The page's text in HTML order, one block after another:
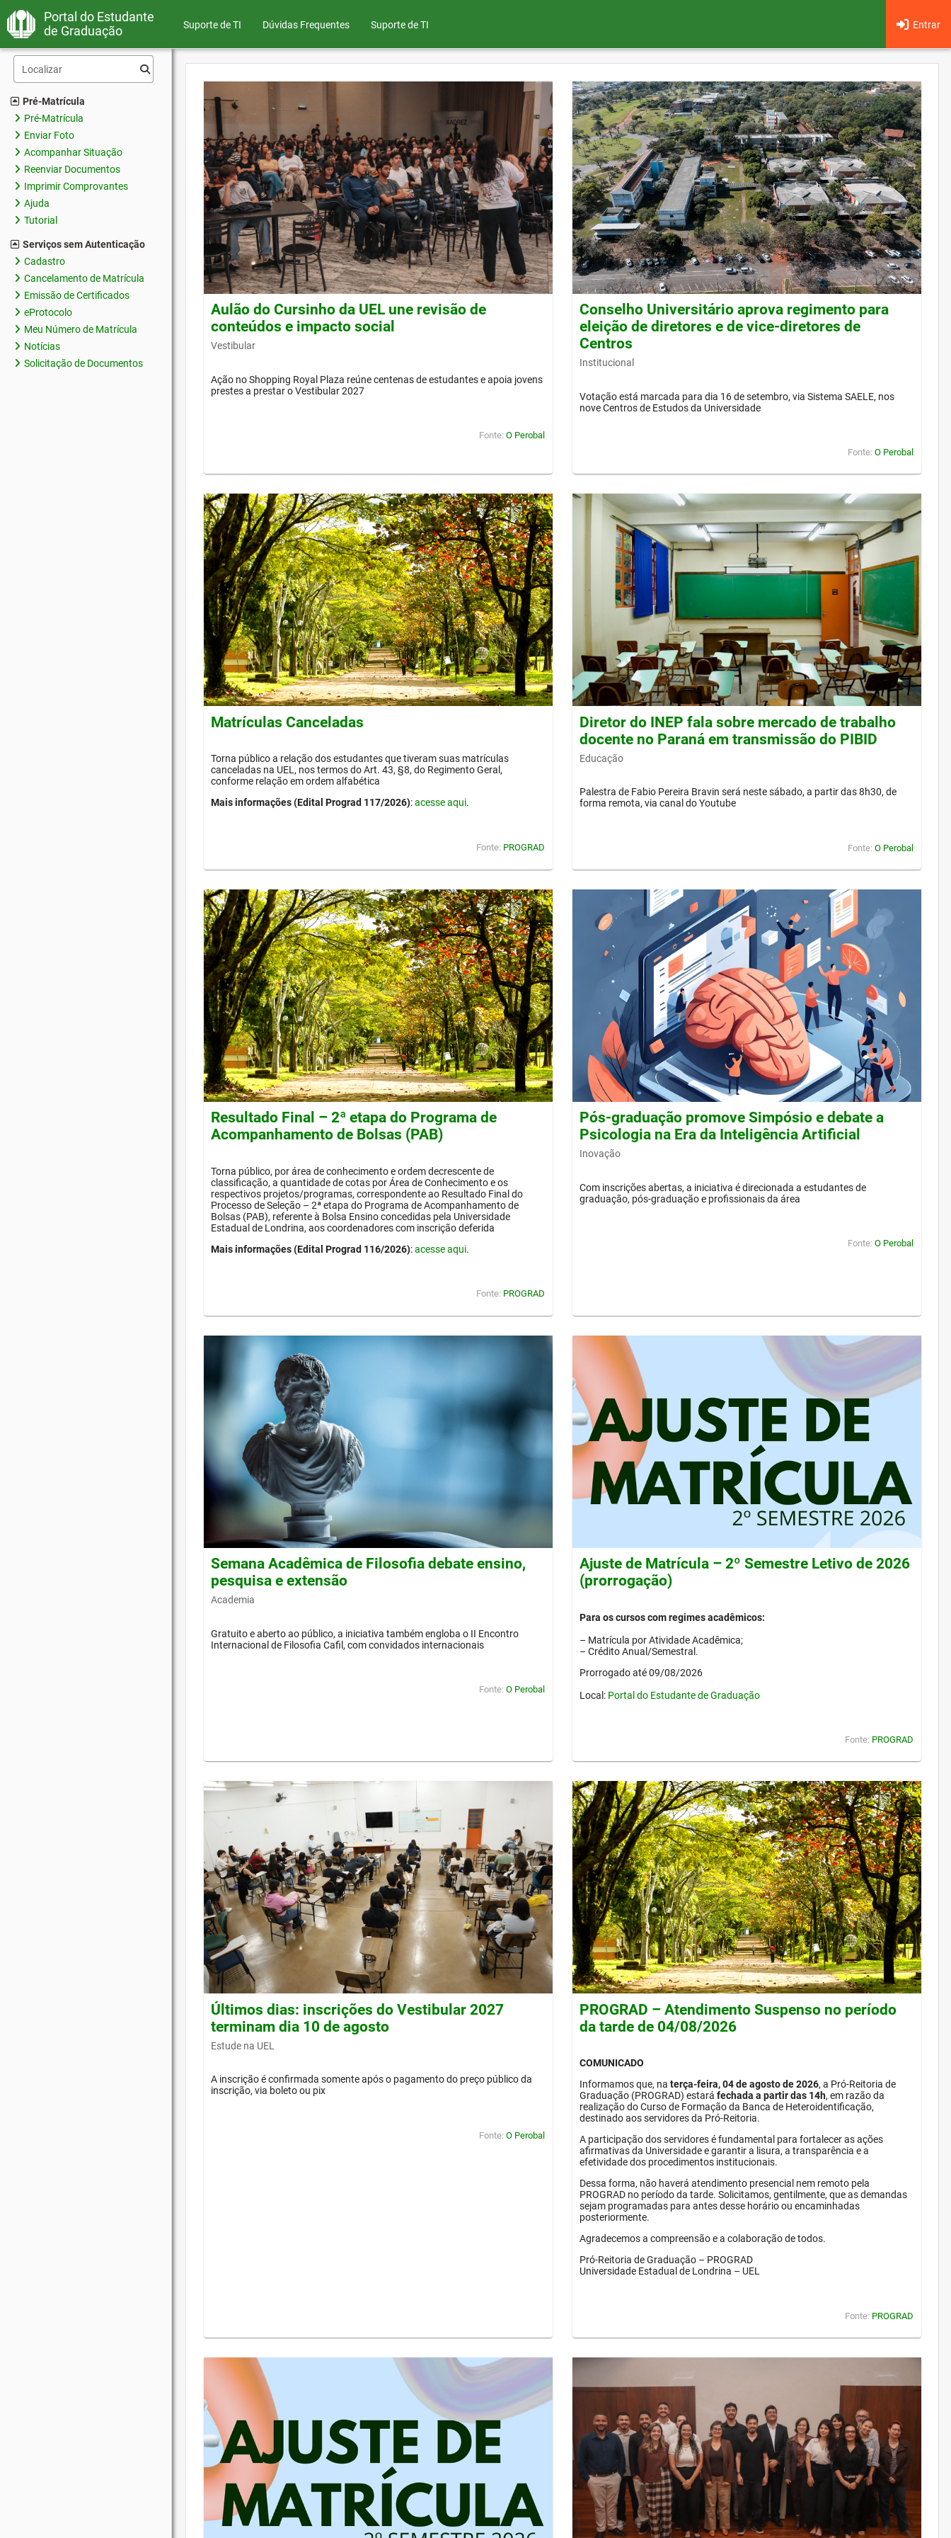
Portal do Estudante
de Graduação
Suporte de TI Dúvidas Frequentes Entrar
Suporte de TI
Pré-Matrícula
Pré-Matrícula
Enviar Foto
Acompanhar Situação
Reenviar Documentos
Imprimir Comprovantes
Ajuda
Tutorial
Serviços sem Autenticação
Cadastro
Cancelamento de Matrícula
Emissão de Certificados
eProtocolo
Meu Número de Matrícula
Notícias
Solicitação de Documentos
Aulão do Cursinho da UEL une revisão de
conteúdos e impacto social
Vestibular
Ação no Shopping Royal Plaza reúne centenas de estudantes e apoia jovens
prestes a prestar o Vestibular 2027
Fonte: O Perobal
Conselho Universitário aprova regimento para
eleição de diretores e de vice-diretores de
Centros
Institucional
Votação está marcada para dia 16 de setembro, via Sistema SAELE, nos
nove Centros de Estudos da Universidade
Fonte: O Perobal
Matrículas Canceladas
Torna público a relação dos estudantes que tiveram suas matrículas
canceladas na UEL, nos termos do Art. 43, §8, do Regimento Geral,
conforme relação em ordem alfabética
Mais informações (Edital Prograd 117/2026):acesse aqui.
Fonte: PROGRAD
Diretor do INEP fala sobre mercado de trabalho
docente no Paraná em transmissão do PIBID
Educação
Palestra de Fabio Pereira Bravin será neste sábado, a partir das 8h30, de
forma remota, via canal do Youtube
Fonte: O Perobal
Resultado Final – 2ª etapa do Programa de
Acompanhamento de Bolsas (PAB)
Torna público, por área de conhecimento e ordem decrescente de
classificação, a quantidade de cotas por Área de Conhecimento e os
respectivos projetos/programas, correspondente ao Resultado Final do
Processo de Seleção – 2ª etapa do Programa de Acompanhamento de
Bolsas (PAB), referente à Bolsa Ensino concedidas pela Universidade
Estadual de Londrina, aos coordenadores com inscrição deferida
Mais informações (Edital Prograd 116/2026):acesse aqui.
Fonte: PROGRAD
Pós-graduação promove Simpósio e debate a
Psicologia na Era da Inteligência Artificial
Inovação
Com inscrições abertas, a iniciativa é direcionada a estudantes de
graduação, pós-graduação e profissionais da área
Fonte: O Perobal
Semana Acadêmica de Filosofia debate ensino,
pesquisa e extensão
Academia
Gratuito e aberto ao público, a iniciativa também engloba o II Encontro
Internacional de Filosofia Cafil, com convidados internacionais
Fonte: O Perobal
Ajuste de Matrícula – 2º Semestre Letivo de 2026
(prorrogação)
Para os cursos com regimes acadêmicos:
– Matrícula por Atividade Acadêmica;
– Crédito Anual/Semestral.
Prorrogado até 09/08/2026
Local: Portal do Estudante de Graduação
Fonte: PROGRAD
Últimos dias: inscrições do Vestibular 2027
terminam dia 10 de agosto
Estude na UEL
A inscrição é confirmada somente após o pagamento do preço público da
inscrição, via boleto ou pix
Fonte: O Perobal
PROGRAD – Atendimento Suspenso no período
da tarde de 04/08/2026
COMUNICADO
Informamos que, na terça-feira, 04 de agosto de 2026, a Pró-Reitoria de
Graduação (PROGRAD) estará fechada a partir das 14h, em razão da
realização do Curso de Formação da Banca de Heteroidentificação,
destinado aos servidores da Pró-Reitoria.
A participação dos servidores é fundamental para fortalecer as ações
afirmativas da Universidade e garantir a lisura, a transparência e a
efetividade dos procedimentos institucionais.
Dessa forma, não haverá atendimento presencial nem remoto pela
PROGRAD no período da tarde. Solicitamos, gentilmente, que as demandas
sejam programadas para antes desse horário ou encaminhadas
posteriormente.
Agradecemos a compreensão e a colaboração de todos.
Pró-Reitoria de Graduação – PROGRAD
Universidade Estadual de Londrina – UEL
Fonte: PROGRAD